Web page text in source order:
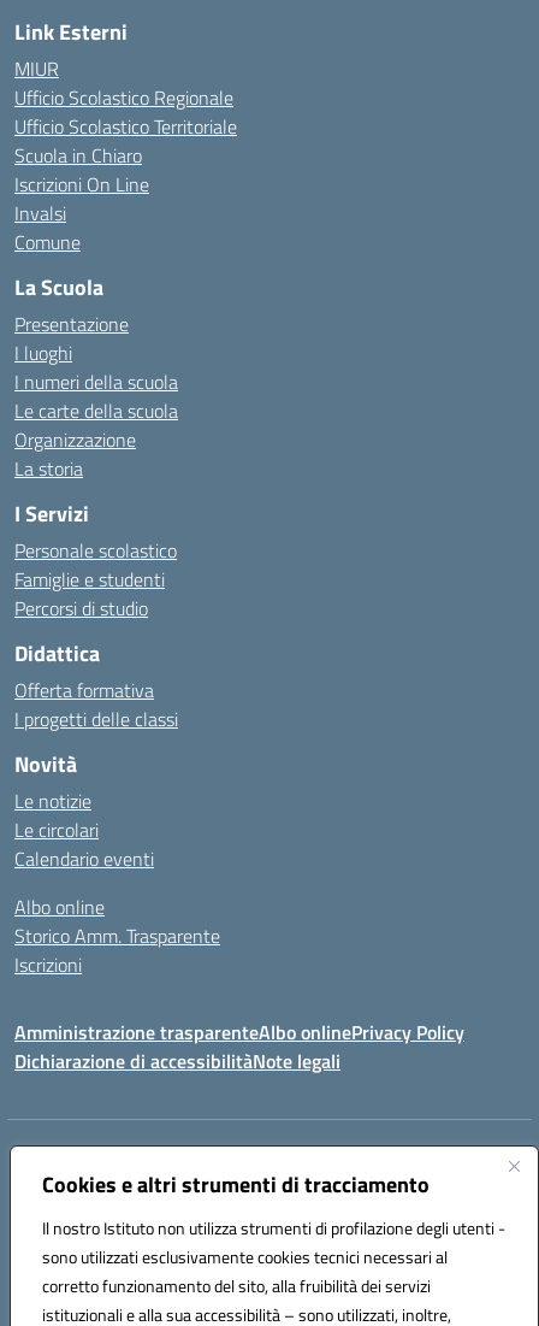
Cookies e altri strumenti di tracciamento
Il nostro Istituto non utilizza strumenti di profilazione degli utenti -
sono utilizzati esclusivamente cookies tecnici necessari al
corretto funzionamento del sito, alla fruibilità dei servizi
istituzionali e alla sua accessibilità – sono utilizzati, inoltre,
Link Esterni
MIUR
Ufficio Scolastico Regionale
Ufficio Scolastico Territoriale
Scuola in Chiaro
Iscrizioni On Line
Invalsi
Comune
La Scuola
Presentazione
I luoghi
I numeri della scuola
Le carte della scuola
Organizzazione
La storia
I Servizi
Personale scolastico
Famiglie e studenti
Percorsi di studio
Didattica
Offerta formativa
I progetti delle classi
Novità
Le notizie
Le circolari
Calendario eventi
Albo online
Storico Amm. Trasparente
Iscrizioni
Amministrazione trasparenteAlbo onlinePrivacy Policy
Dichiarazione di accessibilitàNote legali
Indirizzo:
Centralino:08561100 Email:peic83100x@istruzione.it
Codice fiscale: 91117450683
Codice meccanografico:
PEIC83100X
Codice unico di fatturazione (CUF): UFTPJP